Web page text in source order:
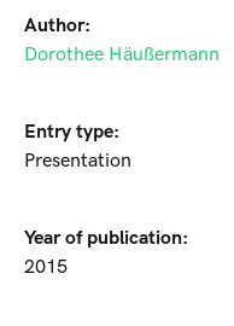
Author:
Dorothee Häußermann
Entry type:
Presentation
Year of publication:
2015